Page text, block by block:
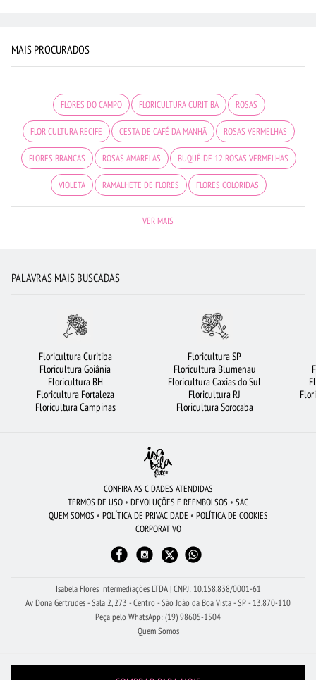
MAIS PROCURADOS
FLORES DO CAMPO FLORICULTURA CURITIBA ROSAS
FLORICULTURA RECIFE CESTA DE CAFÉ DA MANHÃ ROSAS VERMELHAS
FLORES BRANCAS ROSAS AMARELAS BUQUÊ DE 12 ROSAS VERMELHAS
VIOLETA RAMALHETE DE FLORES FLORES COLORIDAS
FLORES VERMELHAS URSO DE PELÚCIA
FLORICULTURA FORTALEZA CESTA DE CHOCOLATE FLORICULTURA JUNDIAÍ
FLORICULTURA BH FLORICULTURA GOIÂNIA
FLORICULTURA CAMPINAS FLORICULTURA GUARULHOS
FLORICULTURA SÃO JOSÉ DOS CAMPOS
FLORICULTURA SANTOS FLORICULTURA BRASÍLIA ARRANJO DE FLORES
FLORICULTURA SÃO BERNARDO DO CAMPO
FLORICULTURA MANAUS CESTA DE FRUTAS
FLORICULTURA BELÉM
VER MAIS
PALAVRAS MAIS BUSCADAS
Floricultura Curitiba
Floricultura Goiânia
Floricultura BH
Floricultura Fortaleza
Floricultura Campinas
Floricultura SP
Floricultura Blumenau
Floricultura Caxias do Sul
Floricultura RJ
Floricultura Sorocaba
CONFIRA AS CIDADES ATENDIDAS
TERMOS DE USO • DEVOLUÇÕES E REEMBOLSOS • SAC
QUEM SOMOS • POLÍTICA DE PRIVACIDADE • POLÍTICA DE COOKIES
CORPORATIVO
Isabela Flores Intermediações LTDA | CNPJ: 10.158.838/0001-61
Av Dona Gertrudes - Sala 2, 273 - Centro - São João da Boa Vista - SP - 13.870-110
Peça pelo WhatsApp: (19) 98605-1504
Quem Somos